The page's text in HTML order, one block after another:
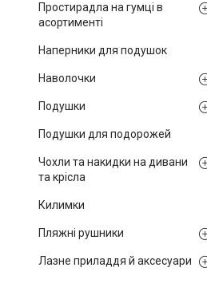
Простирадла на гумці в
асортименті
Наперники для подушок
Наволочки
Подушки
Подушки для подорожей
Чохли та накидки на дивани
та крісла
Килимки
Пляжні рушники
Лазне приладдя й аксесуари